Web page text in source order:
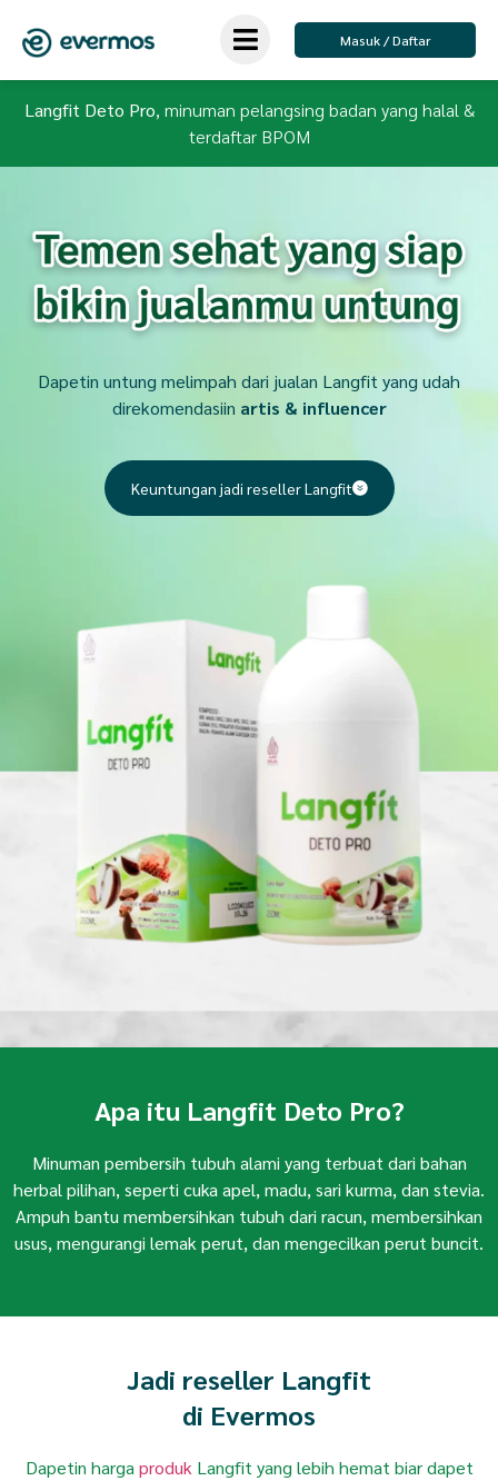
Masuk / Daftar
Langfit Deto Pro, minuman pelangsing badan yang halal &
terdaftar BPOM
Dapetin untung melimpah dari jualan Langfit yang udah
direkomendasiin artis & influencer
Keuntungan jadi reseller Langfit
Apa itu Langfit Deto Pro?
Minuman pembersih tubuh alami yang terbuat dari bahan
herbal pilihan, seperti cuka apel, madu, sari kurma, dan stevia.
Ampuh bantu membersihkan tubuh dari racun, membersihkan
usus, mengurangi lemak perut, dan mengecilkan perut buncit.
Jadi reseller Langfit
di Evermos
Dapetin harga produk Langfit yang lebih hemat biar dapet